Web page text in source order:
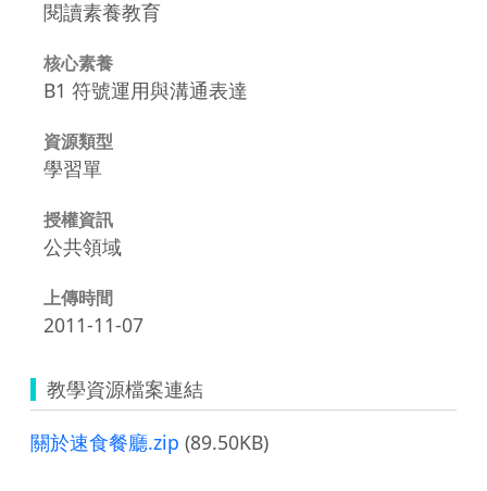
閱讀素養教育
核心素養
B1 符號運用與溝通表達
資源類型
學習單
授權資訊
公共領域
上傳時間
2011-11-07
教學資源檔案連結
關於速食餐廳.zip (89.50KB)